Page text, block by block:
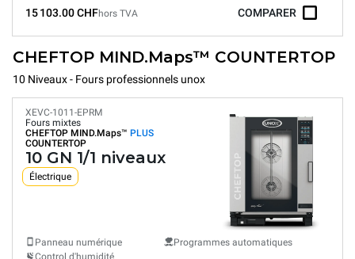
15 103.00 CHFhors TVA COMPARER
CHEFTOP MIND.Maps™ COUNTERTOP
10 Niveaux - Fours professionnels unox
XEVC-1011-EPRM
Fours mixtes
CHEFTOP MIND.Maps™ PLUS
COUNTERTOP
10 GN 1/1 niveaux
Électrique
Panneau numérique
Control d'humidité
Programmes automatiques